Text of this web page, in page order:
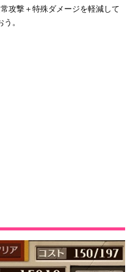
攻撃＋特殊ダメージを軽減して
。